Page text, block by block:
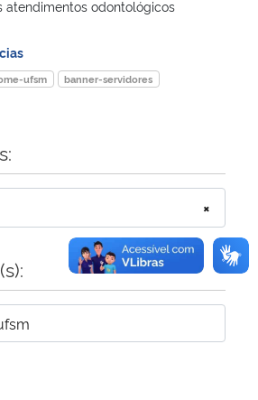
atendimentos odontológicos
ufsm banner-servidores
×